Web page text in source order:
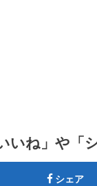
いね」や「
シェア